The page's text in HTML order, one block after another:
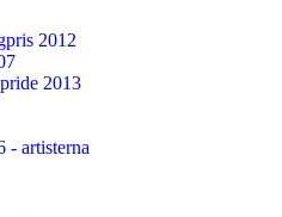
2012
2013
- artisterna